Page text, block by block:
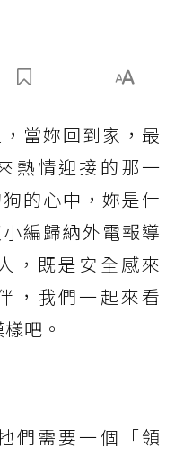
當妳回到家，最
熱情迎接的那一
的心中，妳是什
編歸納外電報導
，既是安全感來
，我們一起來看
吧。
們需要一個「領